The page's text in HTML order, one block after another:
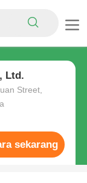
Ltd.
Street,
sekarang